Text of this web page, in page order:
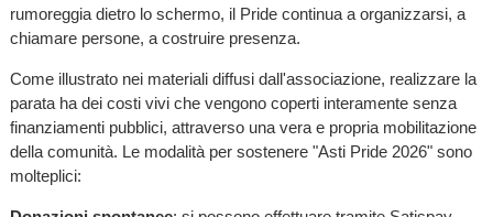
rumoreggia dietro lo schermo, il Pride continua a organizzarsi, a
chiamare persone, a costruire presenza.
Come illustrato nei materiali diffusi dall'associazione, realizzare la
parata ha dei costi vivi che vengono coperti interamente senza
finanziamenti pubblici, attraverso una vera e propria mobilitazione
della comunità. Le modalità per sostenere "Asti Pride 2026" sono
molteplici: